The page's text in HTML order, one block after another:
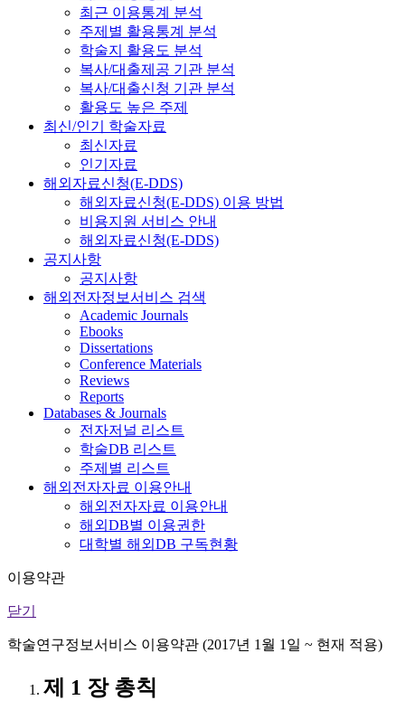
최근 이용통계 분석
주제별 활용통계 분석
학술지 활용도 분석
복사/대출제공 기관 분석
복사/대출신청 기관 분석
활용도 높은 주제
최신/인기 학술자료
최신자료
인기자료
해외자료신청(E-DDS)
해외자료신청(E-DDS) 이용 방법
비용지원 서비스 안내
해외자료신청(E-DDS)
공지사항
공지사항
해외전자정보서비스 검색
Academic Journals
Ebooks
Dissertations
Conference Materials
Reviews
Reports
Databases & Journals
전자저널 리스트
학술DB 리스트
주제별 리스트
해외전자자료 이용안내
해외전자자료 이용안내
해외DB별 이용권한
대학별 해외DB 구독현황
이용약관
닫기
학술연구정보서비스 이용약관 (2017년 1월 1일 ~ 현재 적용)
제 1 장 총칙